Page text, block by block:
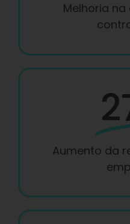
Melhoria
Aumento da